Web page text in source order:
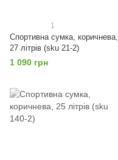
1
Спортивна сумка, коричнева,
27 літрів (sku 21-2)
1 090 грн